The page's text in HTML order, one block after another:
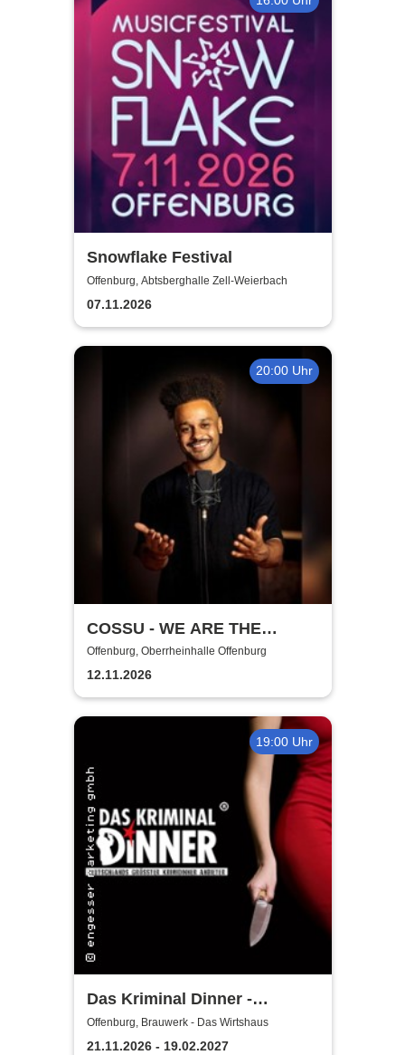
Snowflake Festival
Offenburg, Abtsberghalle Zell-Weierbach
07.11.2026
20:00 Uhr
COSSU - WE ARE THE
GERMANS - Stand-Up
Comedy
Offenburg, Oberrheinhalle Offenburg
12.11.2026
19:00 Uhr
Das Kriminal Dinner -
Testament à la Carte
Offenburg, Brauwerk - Das Wirtshaus
21.11.2026 - 19.02.2027